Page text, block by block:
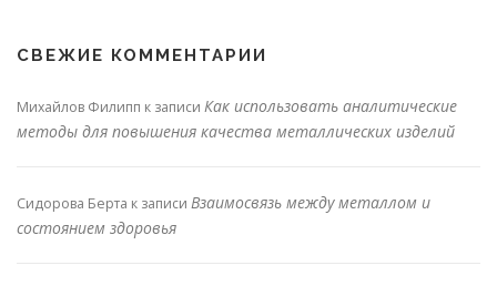
СВЕЖИЕ КОММЕНТАРИИ
Михайлов Филипп к записи Как использовать аналитические
методы для повышения качества металлических изделий
Сидорова Берта к записи Взаимосвязь между металлом и
состоянием здоровья